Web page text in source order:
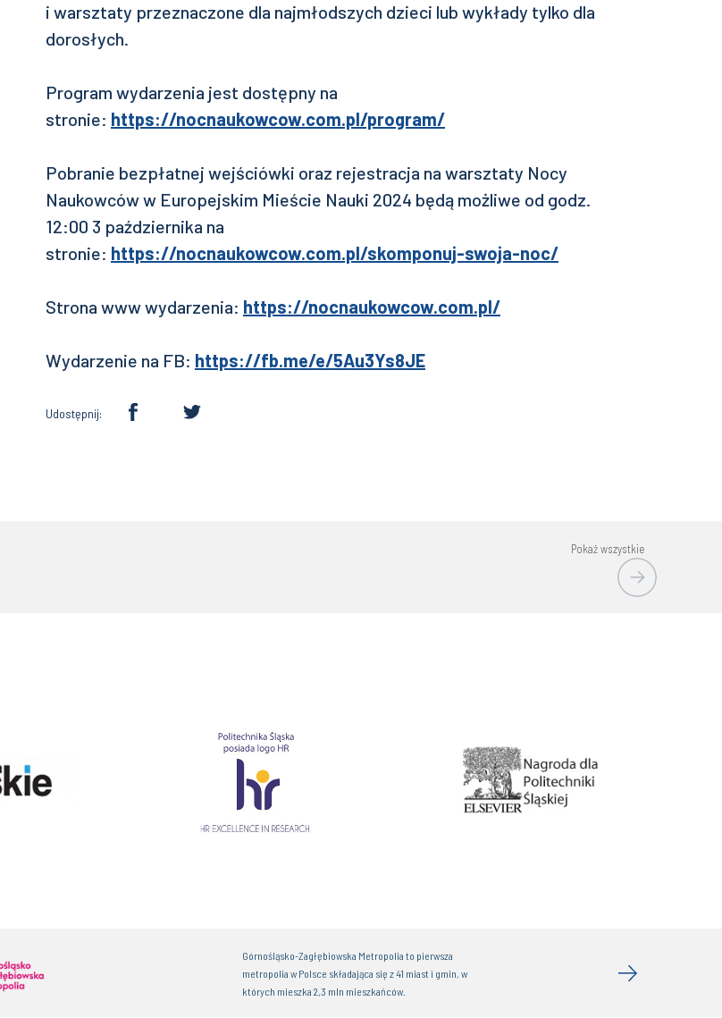
i warsztaty przeznaczone dla najmłodszych dzieci lub wykłady tylko dla
dorosłych.
Program wydarzenia jest dostępny na
stronie: https://nocnaukowcow.com.pl/program/
Pobranie bezpłatnej wejściówki oraz rejestracja na warsztaty Nocy
Naukowców w Europejskim Mieście Nauki 2024 będą możliwe od godz.
12:00 3 października na
stronie: https://nocnaukowcow.com.pl/skomponuj-swoja-noc/
Strona www wydarzenia: https://nocnaukowcow.com.pl/
Wydarzenie na FB: https://fb.me/e/5Au3Ys8JE
Udostępnij:
Pokaż wszystkie
Górnośląsko-Zagłębiowska Metropolia to pierwsza
metropolia w Polsce składająca się z 41 miast i gmin, w
których mieszka 2,3 mln mieszkańców.